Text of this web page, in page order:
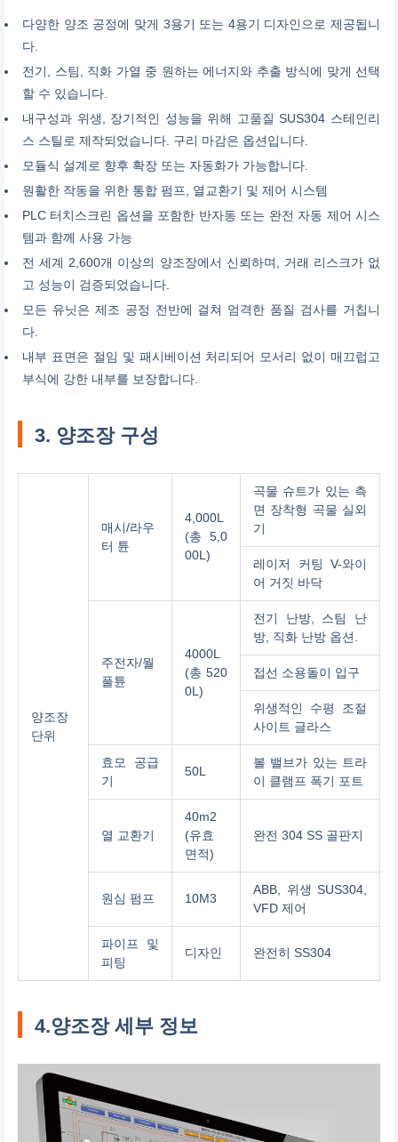
다양한 양조 공정에 맞게 3용기 또는 4용기 디자인으로 제공됩니
다.
전기, 스팀, 직화 가열 중 원하는 에너지와 추출 방식에 맞게 선택
할 수 있습니다.
내구성과 위생, 장기적인 성능을 위해 고품질 SUS304 스테인리
스 스틸로 제작되었습니다. 구리 마감은 옵션입니다.
모듈식 설계로 향후 확장 또는 자동화가 가능합니다.
원활한 작동을 위한 통합 펌프, 열교환기 및 제어 시스템
PLC 터치스크린 옵션을 포함한 반자동 또는 완전 자동 제어 시스
템과 함께 사용 가능
전 세계 2,600개 이상의 양조장에서 신뢰하며, 거래 리스크가 없
고 성능이 검증되었습니다.
모든 유닛은 제조 공정 전반에 걸쳐 엄격한 품질 검사를 거칩니
다.
내부 표면은 절임 및 패시베이션 처리되어 모서리 없이 매끄럽고
부식에 강한 내부를 보장합니다.
3. 양조장 구성
양조장
단위
매시/라우
터 튠
4,000L
(총 5,0
00L)
곡물 슈트가 있는 측
면 장착형 곡물 실외
기
레이저 커팅 V-와이
어 거짓 바닥
주전자/월
풀튠
4000L
(총 520
0L)
전기 난방, 스팀 난
방, 직화 난방 옵션.
접선 소용돌이 입구
위생적인 수평 조절
사이트 글라스
효모 공급
기
50L
볼 밸브가 있는 트라
이 클램프 폭기 포트
열 교환기
40m2
(유효
면적)
완전 304 SS 골판지
원심 펌프 10M3
ABB, 위생 SUS304,
VFD 제어
파이프 및
피팅
디자인 완전히 SS304
4.양조장 세부 정보